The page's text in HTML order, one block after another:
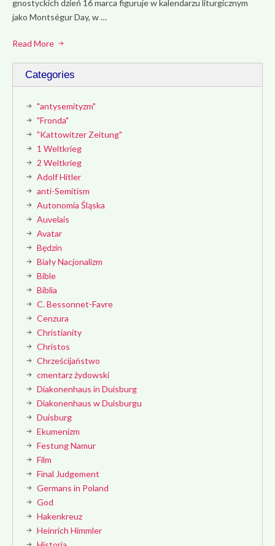
gnostyckich dzień 16 marca figuruje w kalendarzu liturgicznym
jako Montségur Day, w …
Read More
Categories
"antysemityzm"
"Fronda"
"Kattowitzer Zeitung"
1 Weltkrieg
2 Weltkrieg
Adolf Hitler
anti-Semitism
Autonomia Śląska
Auvelais
Avatar
Będzin
Biały Nacjonalizm
Bible
Biblia
C. Bessonnet-Favre
Cenzura
Christianity
Christos
Chrześcijaństwo
cmentarz żydowski
Diakonenhaus in Duisburg
Diakonenhaus w Duisburgu
Duisburg
Ekumenizm
Festung Namur
Film
Final Judgement
Germans in Poland
God
Hakenkreuz
Heinrich Himmler